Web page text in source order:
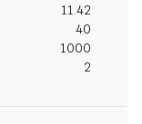
11.42
40
1000
2